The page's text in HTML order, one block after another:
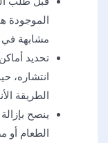
الموجودة
مشابهة في
تحديد
انتشاره،
الطريقة
ينصح
الطعام أو